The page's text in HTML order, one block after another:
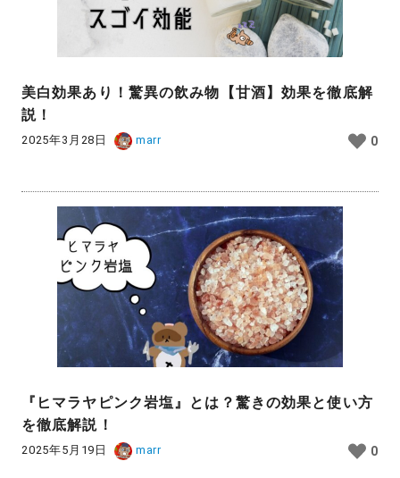
美白効果あり！驚異の飲み物【甘酒】効果を徹底解
説！
2025年3月28日 marr 0
『ヒマラヤピンク岩塩』とは？驚きの効果と使い方
を徹底解説！
2025年5月19日 marr 0